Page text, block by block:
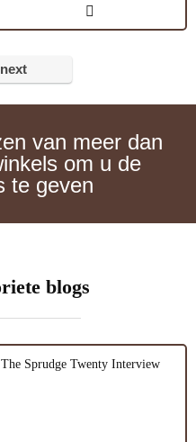
van meer dan
om u de
te geven
blogs
Sprudge Twenty Interview